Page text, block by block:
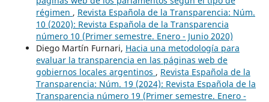
régimen , Revista Española de la Transparencia: Núm.
10 (2020): Revista Española de la Transparencia
número 10 (Primer semestre. Enero - Junio 2020)
Diego Martín Furnari, Hacia una metodología para
evaluar la transparencia en las páginas web de
gobiernos locales argentinos , Revista Española de la
Transparencia: Núm. 19 (2024): Revista Española de la
Transparencia número 19 (Primer semestre. Enero -